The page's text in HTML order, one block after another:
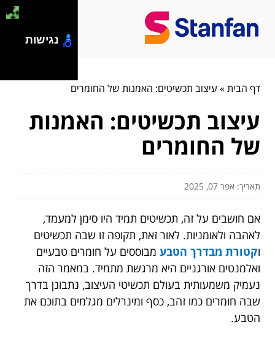
דף הבית» עיצוב תכשיטים: האמנות של החומרים
עיצוב תכשיטים: האמנות
של החומרים
תאריך: אפר 07, 2025
אם חושבים על זה, תכשיטים תמיד היו סימן למעמד,
לאהבה ולאומניות. לאור זאת, תקופה זו שבה תכשיטים
וקטורת מבדרך הטבע מבוססים על חומרים טבעיים
ואלמנטים אורגניים היא מרגשת מתמיד. במאמר הזה
נעמיק משמעותית בעולם תכשיטי העיצוב, נתבונן בדרך
שבה חומרים כמו זהב, כסף ומינרלים מגלמים בתוכם את
הטבע.
נגישות